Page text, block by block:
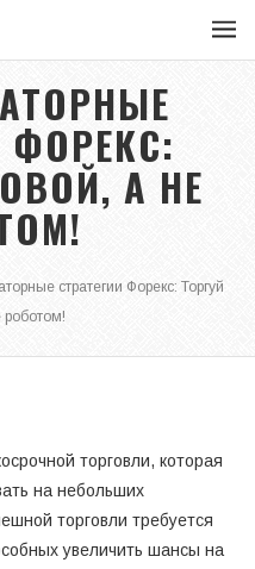
ФОРЕКС:
А НЕ
стратегии Форекс: Торгуй
роботом!
торговли, которая
на небольших
торговли требуется
увеличить шансы на